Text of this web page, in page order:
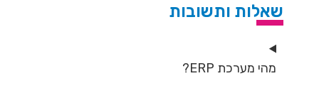
שאלות ותשובות
מהי מערכת ERP?